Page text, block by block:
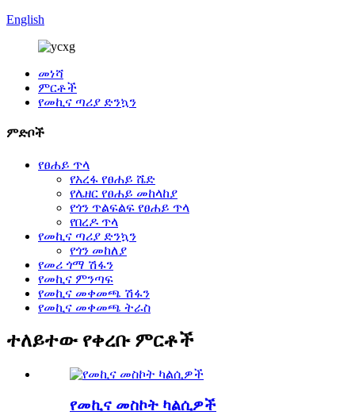
English
መነሻ
ምርቶች
የመኪና ጣሪያ ድንኳን
ምድቦች
የፀሐይ ጥላ
የአረፋ የፀሐይ ሼድ
የሌዘር የፀሐይ መከላከያ
የጎን ጥልፍልፍ የፀሐይ ጥላ
የበረዶ ጥላ
የመኪና ጣሪያ ድንኳን
የጎን መከለያ
የመሪ ጎማ ሽፋን
የመኪና ምንጣፍ
የመኪና መቀመጫ ሽፋን
የመኪና መቀመጫ ትራስ
ተለይተው የቀረቡ ምርቶች
የመኪና መስኮት ካልሲዎች